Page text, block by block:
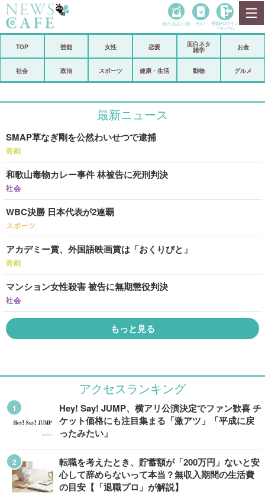
政治
スポーツ
恋愛 ビックリ
コメントポスト アリ／ナシ
当たる占い師 占い 登録• ログイン
マイルーム
TOP 芸能 女性 恋愛
面白ネタ
雑学
お金
社会 政治 スポーツ 健康・生活 動物 グルメ
最新ニュース
SMAP草なぎ剛を公然わいせつで逮捕
芸能
和歌山毒物カレー事件 林被告に死刑判決
社会
WBC決勝 日本代表が2連覇
スポーツ
アカデミー賞、外国語映画賞は「おくりびと」
芸能
マンション女性殺害 被告に無期懲役判決
社会
もっと見る
アクセスランキング
Hey! Say! JUMP、横アリ公演決定でファン歓喜 チ
ケット価格にも注目集まる「激アツ」「平成に戻
ったみたい」
転職を考えたとき、貯蓄額が「200万円」ないと安
心して辞めらないって本当？無収入期間の生活費
の目安【「退職プロ」が解説】